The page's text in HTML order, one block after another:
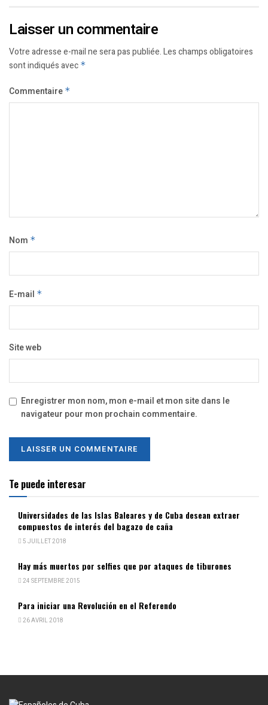
Laisser un commentaire
Votre adresse e-mail ne sera pas publiée.Les champs obligatoires
sont indiqués avec *
Commentaire *
Nom *
E-mail *
Site web
Enregistrer mon nom, mon e-mail et mon site dans le
navigateur pour mon prochain commentaire.
Te puede interesar
Universidades de las Islas Baleares y de Cuba desean extraer
compuestos de interés del bagazo de caña
5 JUILLET 2018
Hay más muertos por selfies que por ataques de tiburones
24 SEPTEMBRE 2015
Para iniciar una Revolución en el Referendo
26 AVRIL 2018